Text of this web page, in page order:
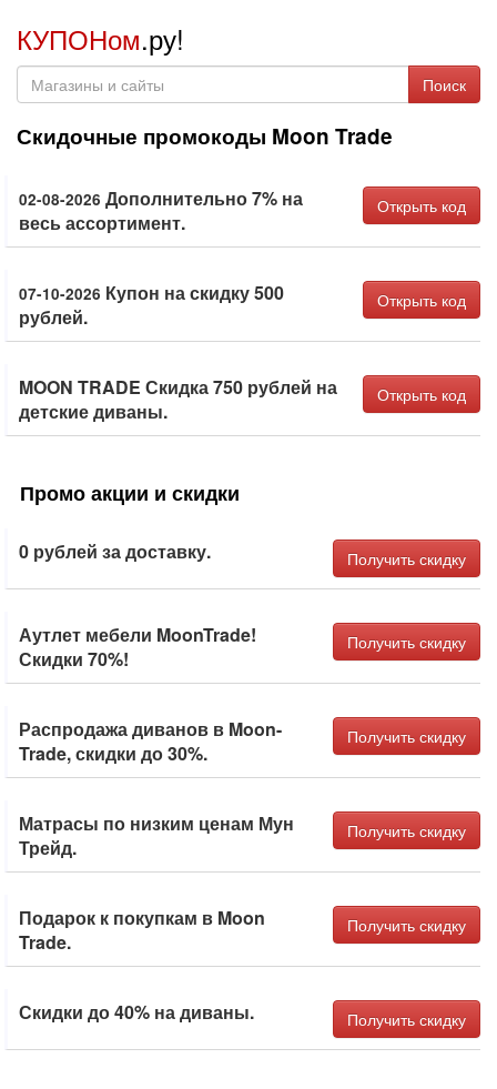
КУПОНом.ру!
Поиск
Скидочные промокоды Moon Trade
02-08-2026 Дополнительно 7% на
весь ассортимент.
Открыть код
07-10-2026 Купон на скидку 500
рублей.
Открыть код
MOON TRADE Скидка 750 рублей на
детские диваны.
Открыть код
Промо акции и скидки
0 рублей за доставку. Получить скидку
Аутлет мебели MoonTrade!
Скидки 70%!
Получить скидку
Распродажа диванов в Moon-
Trade, скидки до 30%.
Получить скидку
Матрасы по низким ценам Мун
Трейд.
Получить скидку
Подарок к покупкам в Moon
Trade.
Получить скидку
Скидки до 40% на диваны. Получить скидку